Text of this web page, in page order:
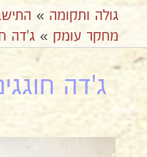
גולה ותקומה »
מחקר עומק » ג'דה
ג'דה חוגגים